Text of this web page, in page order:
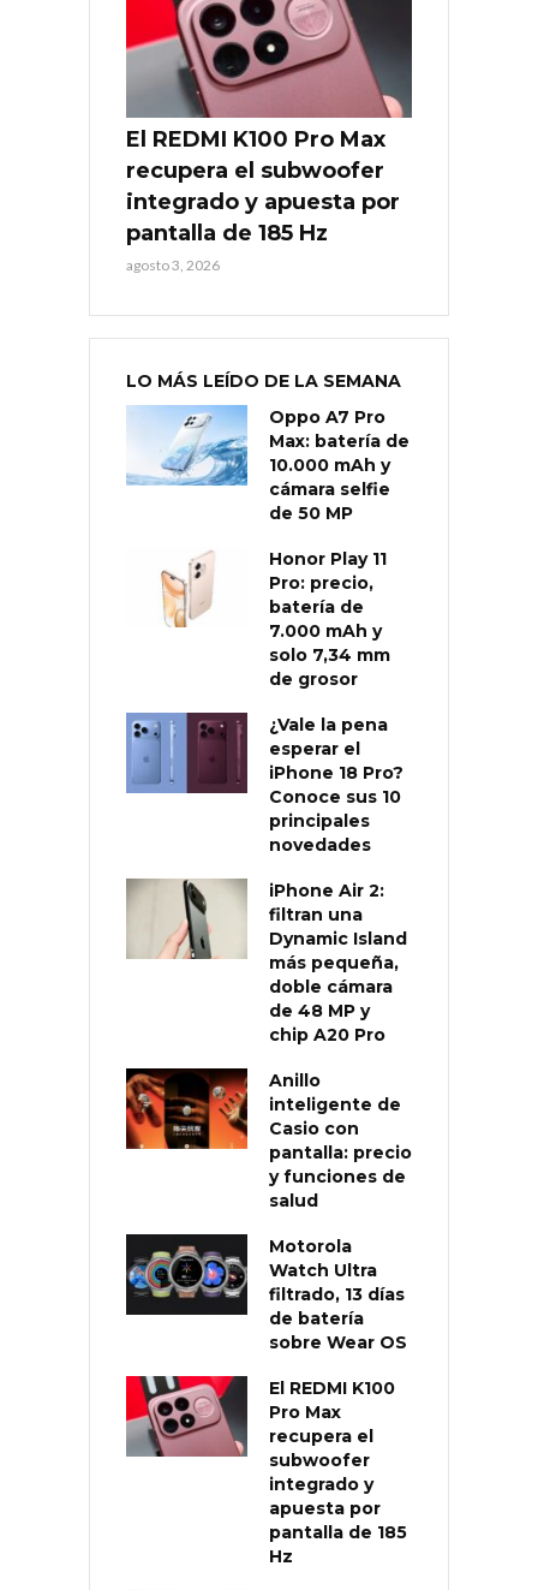
El REDMI K100 Pro Max
recupera el subwoofer
integrado y apuesta por
pantalla de 185 Hz
agosto 3, 2026
LO MÁS LEÍDO DE LA SEMANA
Oppo A7 Pro
Max: batería de
10.000 mAh y
cámara selfie
de 50 MP
Honor Play 11
Pro: precio,
batería de
7.000 mAh y
solo 7,34 mm
de grosor
¿Vale la pena
esperar el
iPhone 18 Pro?
Conoce sus 10
principales
novedades
iPhone Air 2:
filtran una
Dynamic Island
más pequeña,
doble cámara
de 48 MP y
chip A20 Pro
Anillo
inteligente de
Casio con
pantalla: precio
y funciones de
salud
Motorola
Watch Ultra
filtrado, 13 días
de batería
sobre Wear OS
El REDMI K100
Pro Max
recupera el
subwoofer
integrado y
apuesta por
pantalla de 185
Hz